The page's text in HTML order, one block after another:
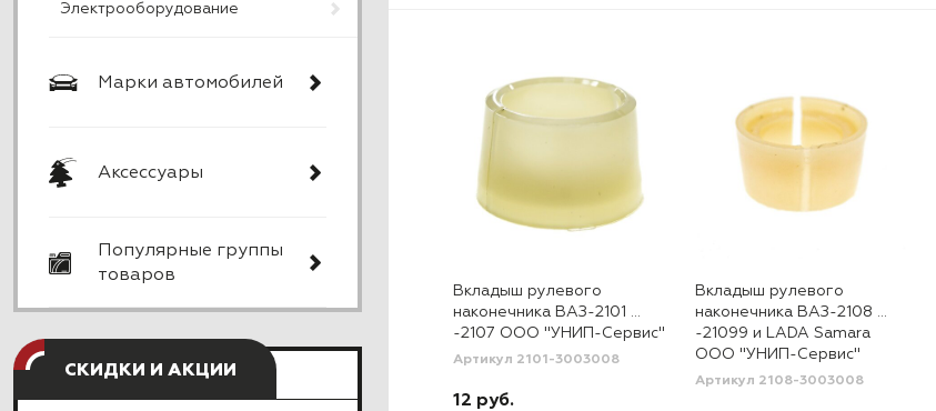
Электрооборудование
Марки автомобилей
Аксессуары
Популярные группы
товаров
СКИДКИ И АКЦИИ
Вкладыш рулевого
наконечника ВАЗ-2101 …
-2107 ООО "УНИП-Сервис"
Артикул 2101-3003008
12 руб.
Вкладыш рулевого
наконечника ВАЗ-2108 …
-21099 и LADA Samara
ООО "УНИП-Сервис"
Артикул 2108-3003008